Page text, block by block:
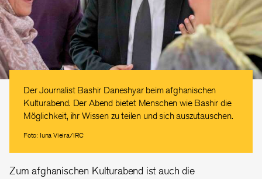
Der Journalist Bashir Daneshyar beim afghanischen
Kulturabend. Der Abend bietet Menschen wie Bashir die
Möglichkeit, ihr Wissen zu teilen und sich auszutauschen.
Foto: Iuna Vieira/IRC
Zum afghanischen Kulturabend ist auch die